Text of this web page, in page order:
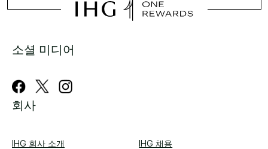
소셜 미디어
회사
IHG 회사 소개
IHG 채용